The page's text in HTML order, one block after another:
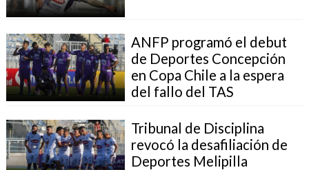
ANFP programó el debut
de Deportes Concepción
en Copa Chile a la espera
del fallo del TAS
Tribunal de Disciplina
revocó la desafiliación de
Deportes Melipilla